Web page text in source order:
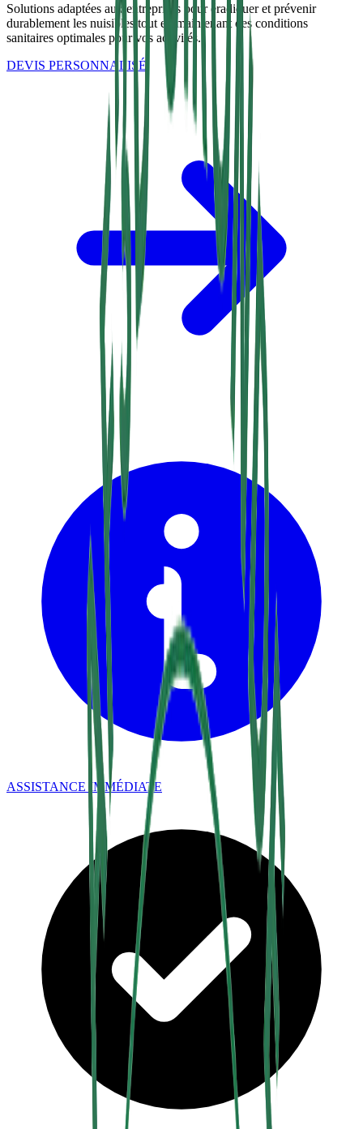
Solutions adaptées aux entreprises pour éradiquer et prévenir
durablement les nuisibles tout en maintenant des conditions
sanitaires optimales pour vos activités.
DEVIS PERSONNALISÉ
ASSISTANCE IMMÉDIATE